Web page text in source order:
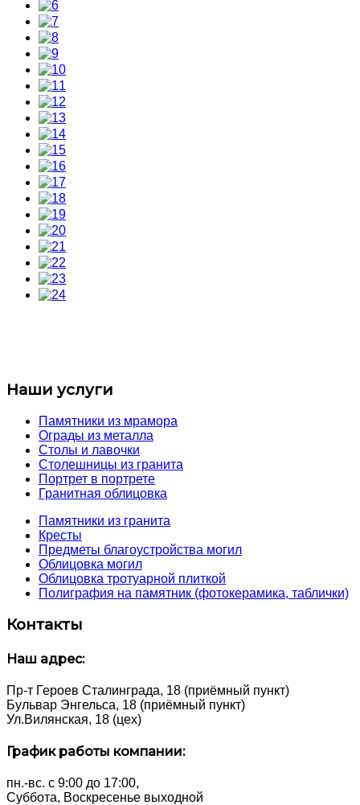
Наши услуги
Памятники из мрамора
Ограды из металла
Столы и лавочки
Столешницы из гранита
Портрет в портрете
Гранитная облицовка
Памятники из гранита
Кресты
Предметы благоустройства могил
Облицовка могил
Облицовка тротуарной плиткой
Полиграфия на памятник (фотокерамика, таблички)
Контакты
Наш адрес:
Пр-т Героев Сталинграда, 18 (приёмный пункт)
Бульвар Энгельса, 18 (приёмный пункт)
Ул.Вилянская, 18 (цех)
График работы компании:
пн.-вс. с 9:00 до 17:00,
Суббота, Воскресенье выходной